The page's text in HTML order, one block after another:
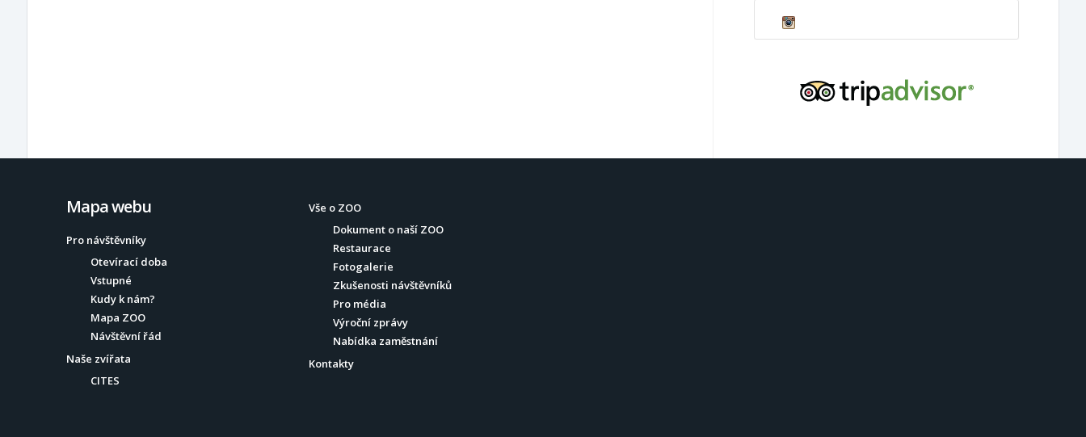
Mapa webu
Pro návštěvníky
Otevírací doba
Vstupné
Kudy k nám?
Mapa ZOO
Návštěvní řád
Naše zvířata
CITES
Vše o ZOO
Dokument o naší ZOO
Restaurace
Fotogalerie
Zkušenosti návštěvníků
Pro média
Výroční zprávy
Nabídka zaměstnání
Kontakty